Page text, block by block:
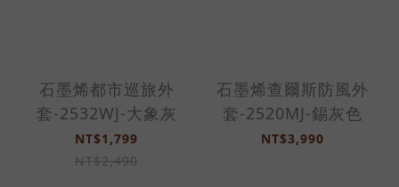
石墨烯都市巡旅外
套-2532WJ-大象灰
NT$1,799
NT$2,490
石墨烯查爾斯防風外
套-2520MJ-錫灰色
NT$3,990